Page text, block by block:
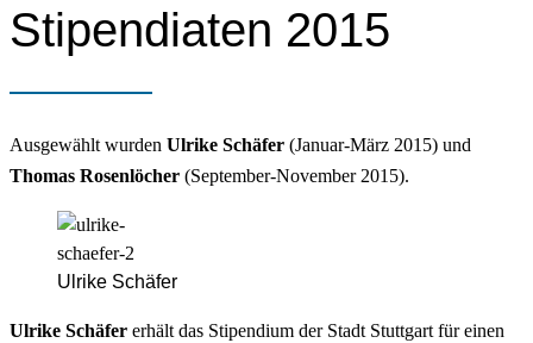
Stipendiaten 2015
Ausgewählt wurden Ulrike Schäfer (Januar-März 2015) und
Thomas Rosenlöcher (September-November 2015).
Ulrike Schäfer
Ulrike Schäfer erhält das Stipendium der Stadt Stuttgart für einen